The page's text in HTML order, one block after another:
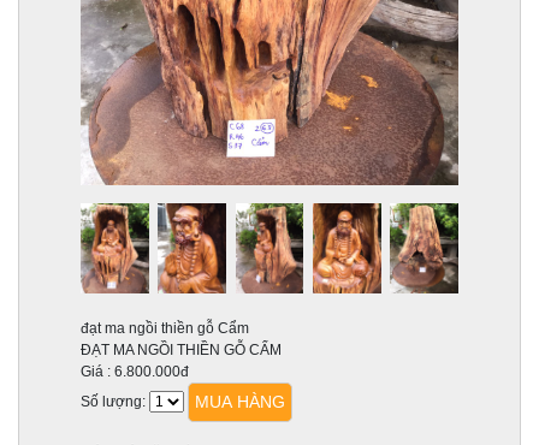
đạt ma ngồi thiền gỗ Cẩm
ĐẠT MA NGỒI THIỀN GỖ CẨM
Giá : 6.800.000đ
Số lượng:
MUA HÀNG